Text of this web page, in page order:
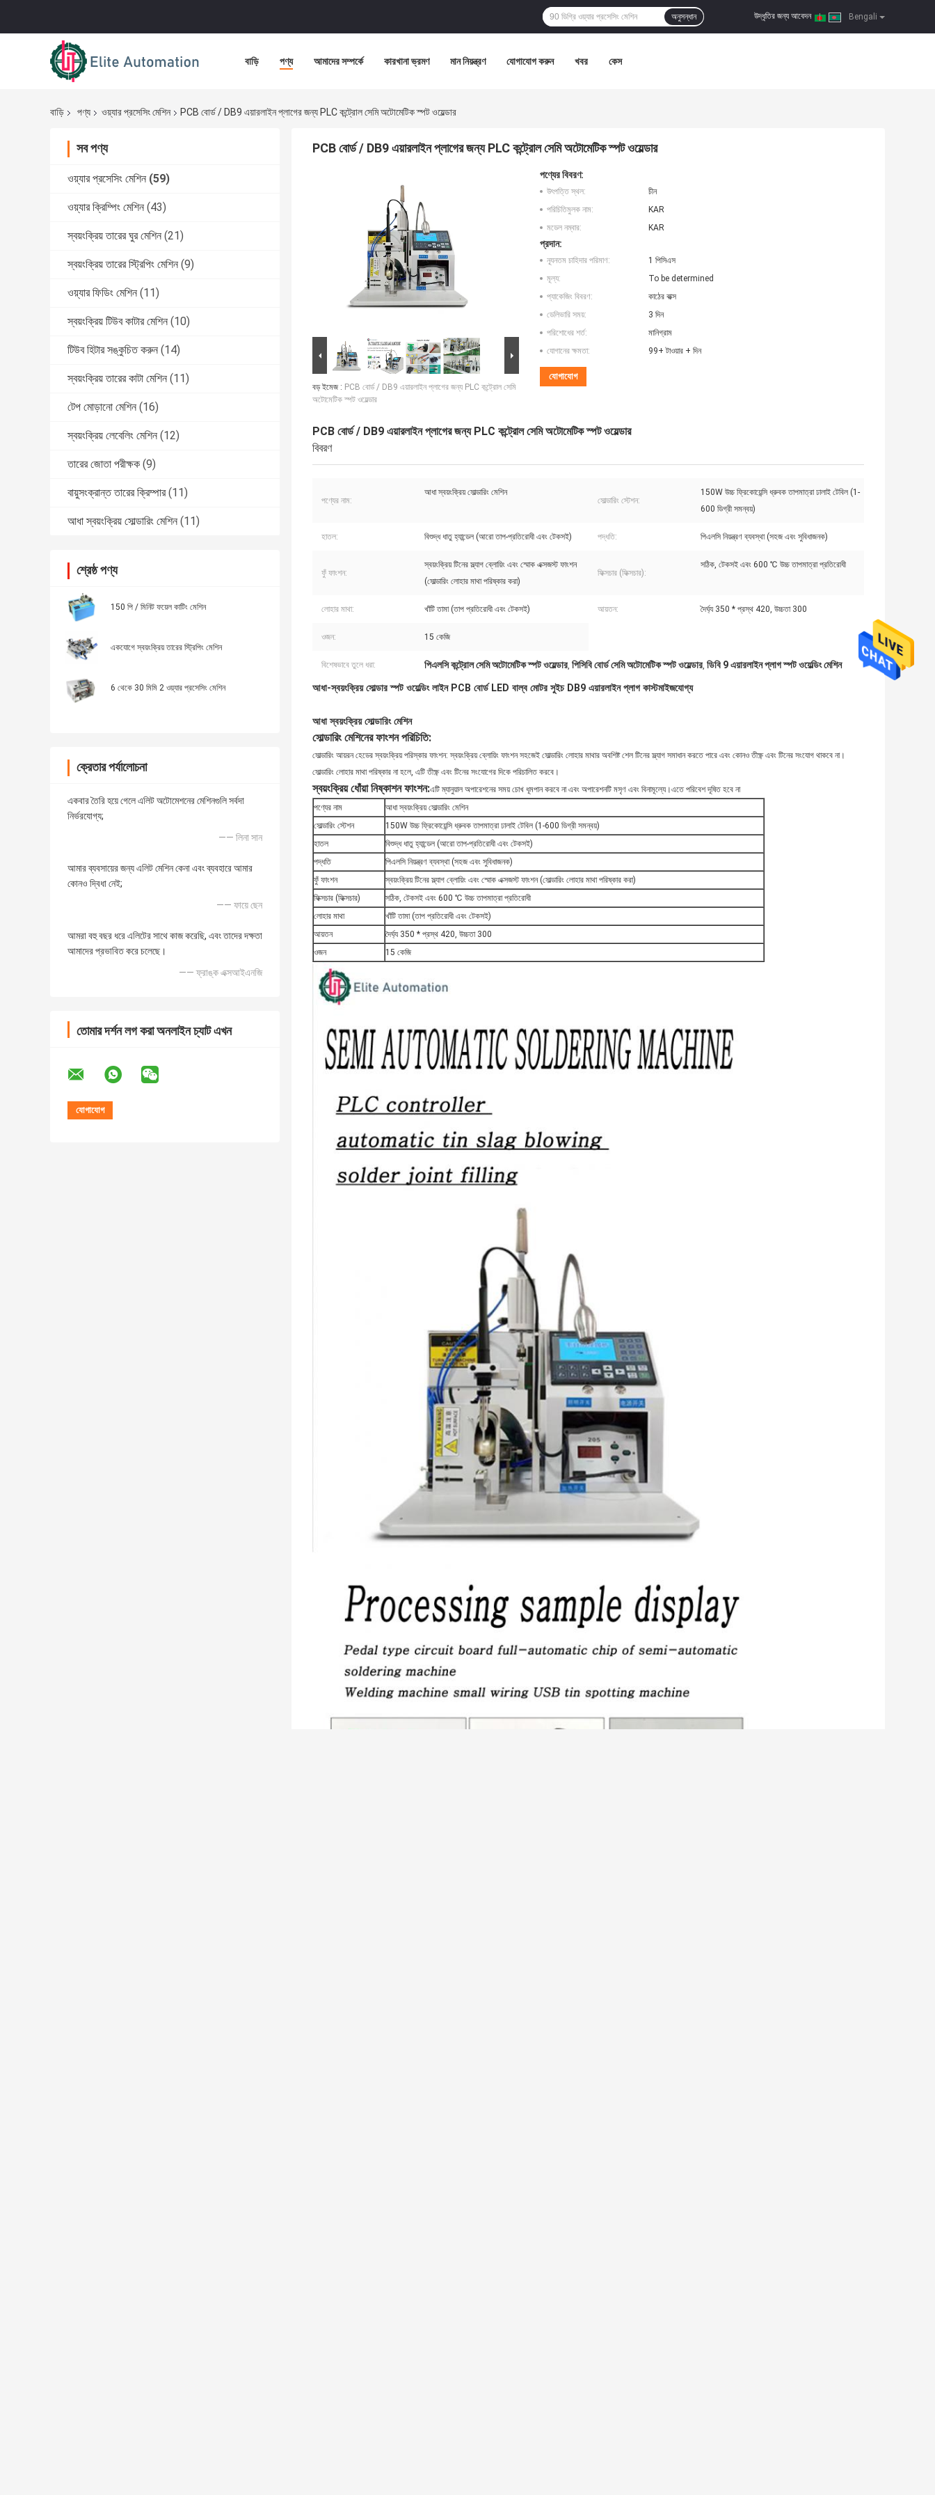
Bengali
উদ্ধৃতির জন্য আবেদন |
অনুসন্ধান
বাড়ি পণ্য আমাদের সম্পর্কে কারখানা ভ্রমণ মান নিয়ন্ত্রণ যোগাযোগ করুন খবর কেস
বাড়ি পণ্য ওয়্যার প্রসেসিং মেশিন PCB বোর্ড / DB9 এয়ারলাইন প্লাগের জন্য PLC কন্ট্রোল সেমি অটোমেটিক স্পট ওয়েল্ডার
সব পণ্য
ওয়্যার প্রসেসিং মেশিন (59)
ওয়্যার ক্রিম্পিং মেশিন (43)
স্বয়ংক্রিয় তারের ঘুর মেশিন (21)
স্বয়ংক্রিয় তারের স্ট্রিপিং মেশিন (9)
ওয়্যার ফিডিং মেশিন (11)
স্বয়ংক্রিয় টিউব কাটার মেশিন (10)
টিউব হিটার সঙ্কুচিত করুন (14)
স্বয়ংক্রিয় তারের কাটা মেশিন (11)
টেপ মোড়ানো মেশিন (16)
স্বয়ংক্রিয় লেবেলিং মেশিন (12)
তারের জোতা পরীক্ষক (9)
বায়ুসংক্রান্ত তারের ক্রিম্পার (11)
আধা স্বয়ংক্রিয় সোল্ডারিং মেশিন (11)
শ্রেষ্ঠ পণ্য
150 পি / মিনিট ফয়েল কাটিং মেশিন
একযোগে স্বয়ংক্রিয় তারের স্ট্রিপিং মেশিন
6 থেকে 30 মিমি 2 ওয়্যার প্রসেসিং মেশিন
ক্রেতার পর্যালোচনা
একবার তৈরি হয়ে গেলে এলিট অটোমেশনের মেশিনগুলি সর্বদা
নির্ভরযোগ্য;
—— লিনা সান
আমার ব্যবসায়ের জন্য এলিট মেশিন কেনা এবং ব্যবহারে আমার
কোনও দ্বিধা নেই;
—— ফায়ে ছেন
আমরা বহু বছর ধরে এলিটের সাথে কাজ করেছি, এবং তাদের দক্ষতা
আমাদের প্রভাবিত করে চলেছে।
—— ফ্রাঙ্ক এক্সআইএনজি
তোমার দর্শন লগ করা অনলাইন চ্যাট এখন
PCB বোর্ড / DB9 এয়ারলাইন প্লাগের জন্য PLC কন্ট্রোল সেমি অটোমেটিক স্পট ওয়েল্ডার
বড় ইমেজ : PCB বোর্ড / DB9 এয়ারলাইন প্লাগের জন্য PLC কন্ট্রোল সেমি
অটোমেটিক স্পট ওয়েল্ডার
পণ্যের বিবরণ:
উৎপত্তি স্থল:
চীন
পরিচিতিমুলক নাম:
KAR
মডেল নম্বার:
KAR
প্রদান:
ন্যূনতম চাহিদার পরিমাণ:
1 পিসিএস
মূল্য:
To be determined
প্যাকেজিং বিবরণ:
কাঠের বাক্স
ডেলিভারি সময়:
3 দিন
পরিশোধের শর্ত:
মানিগ্রাম
যোগানের ক্ষমতা:
99+ টাওয়ার + দিন
যোগাযোগ
PCB বোর্ড / DB9 এয়ারলাইন প্লাগের জন্য PLC কন্ট্রোল সেমি অটোমেটিক স্পট ওয়েল্ডার
বিবরণ
পণ্যের নাম:
আধা স্বয়ংক্রিয় সোল্ডারিং মেশিন
সোল্ডারিং স্টেশন:
150W উচ্চ ফ্রিকোয়েন্সি ধ্রুবক তাপমাত্রা ঢালাই টেবিল (1-
600 ডিগ্রী সমন্বয়)
হাতল: বিশুদ্ধ ধাতু হ্যান্ডেল (আরো তাপ-প্রতিরোধী এবং টেকসই) পদ্ধতি: পিএলসি নিয়ন্ত্রণ ব্যবস্থা (সহজ এবং সুবিধাজনক)
ফুঁ ফাংশন:
স্বয়ংক্রিয় টিনের স্ল্যাগ ব্লোয়িং এবং স্মোক এক্সজস্ট ফাংশন
(সোল্ডারিং লোহার মাথা পরিষ্কার করা)
ফিক্সচার (ফিক্সচার):
সঠিক, টেকসই এবং 600 ℃ উচ্চ তাপমাত্রা প্রতিরোধী
লোহার মাথা: খাঁটি তামা (তাপ প্রতিরোধী এবং টেকসই) আয়তন: দৈর্ঘ্য 350 * প্রস্থ 420, উচ্চতা 300
ওজন: 15 কেজি
বিশেষভাবে তুলে ধরা: পিএলসি কন্ট্রোল সেমি অটোমেটিক স্পট ওয়েল্ডার, পিসিবি বোর্ড সেমি অটোমেটিক স্পট ওয়েল্ডার, ডিবি 9 এয়ারলাইন প্লাগ স্পট ওয়েল্ডিং মেশিন
আধা-স্বয়ংক্রিয় সোল্ডার স্পট ওয়েল্ডিং লাইন PCB বোর্ড LED বাল্ব মোটর সুইচ DB9 এয়ারলাইন প্লাগ কাস্টমাইজযোগ্য
আধা স্বয়ংক্রিয় সোল্ডারিং মেশিন
সোল্ডারিং মেশিনের ফাংশন পরিচিতি:
সোল্ডারিং আয়রন হেডের স্বয়ংক্রিয় পরিস্কার ফাংশন: স্বয়ংক্রিয় ব্লোয়িং ফাংশন সহজেই সোল্ডারিং লোহার মাথার অবশিষ্ট শেল টিনের স্ল্যাগ সমাধান করতে পারে এবং কোনও তীক্ষ্ণ এবং টিনের সংযোগ থাকবে না।
সোল্ডারিং লোহার মাথা পরিষ্কার না হলে, এটি তীক্ষ্ণ এবং টিনের সংযোগের দিকে পরিচালিত করবে।
স্বয়ংক্রিয় ধোঁয়া নিষ্কাশন ফাংশন:এটি ম্যানুয়াল অপারেশনের সময় চোখ ধূমপান করবে না এবং অপারেশনটি মসৃণ এবং বিনামূল্যে।এতে পরিবেশ দূষিত হবে না
পণ্যের নাম
আধা স্বয়ংক্রিয় সোল্ডারিং মেশিন
সোল্ডারিং স্টেশন
150W উচ্চ ফ্রিকোয়েন্সি ধ্রুবক তাপমাত্রা ঢালাই টেবিল (1-600 ডিগ্রী সমন্বয়)
হাতল
বিশুদ্ধ ধাতু হ্যান্ডেল (আরো তাপ-প্রতিরোধী এবং টেকসই)
পদ্ধতি
পিএলসি নিয়ন্ত্রণ ব্যবস্থা (সহজ এবং সুবিধাজনক)
ফুঁ ফাংশন
স্বয়ংক্রিয় টিনের স্ল্যাগ ব্লোয়িং এবং স্মোক এক্সজস্ট ফাংশন (সোল্ডারিং লোহার মাথা পরিষ্কার করা)
ফিক্সচার (ফিক্সচার)
সঠিক, টেকসই এবং 600 ℃ উচ্চ তাপমাত্রা প্রতিরোধী
লোহার মাথা
খাঁটি তামা (তাপ প্রতিরোধী এবং টেকসই)
আয়তন
দৈর্ঘ্য 350 * প্রস্থ 420, উচ্চতা 300
ওজন
15 কেজি